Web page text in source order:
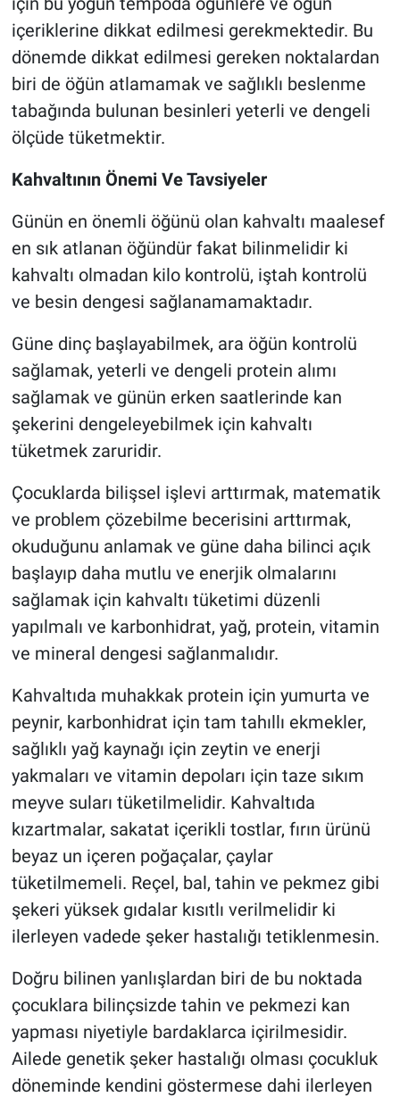
içeriklerine dikkat edilmesi gerekmektedir. Bu
dönemde dikkat edilmesi gereken noktalardan
biri de öğün atlamamak ve sağlıklı beslenme
tabağında bulunan besinleri yeterli ve dengeli
ölçüde tüketmektir.
Kahvaltının Önemi Ve Tavsiyeler
Günün en önemli öğünü olan kahvaltı maalesef
en sık atlanan öğündür fakat bilinmelidir ki
kahvaltı olmadan kilo kontrolü, iştah kontrolü
ve besin dengesi sağlanamamaktadır.
Güne dinç başlayabilmek, ara öğün kontrolü
sağlamak, yeterli ve dengeli protein alımı
sağlamak ve günün erken saatlerinde kan
şekerini dengeleyebilmek için kahvaltı
tüketmek zaruridir.
Çocuklarda bilişsel işlevi arttırmak, matematik
ve problem çözebilme becerisini arttırmak,
okuduğunu anlamak ve güne daha bilinci açık
başlayıp daha mutlu ve enerjik olmalarını
sağlamak için kahvaltı tüketimi düzenli
yapılmalı ve karbonhidrat, yağ, protein, vitamin
ve mineral dengesi sağlanmalıdır.
Kahvaltıda muhakkak protein için yumurta ve
peynir, karbonhidrat için tam tahıllı ekmekler,
sağlıklı yağ kaynağı için zeytin ve enerji
yakmaları ve vitamin depoları için taze sıkım
meyve suları tüketilmelidir. Kahvaltıda
kızartmalar, sakatat içerikli tostlar, fırın ürünü
beyaz un içeren poğaçalar, çaylar
tüketilmemeli. Reçel, bal, tahin ve pekmez gibi
şekeri yüksek gıdalar kısıtlı verilmelidir ki
ilerleyen vadede şeker hastalığı tetiklenmesin.
Doğru bilinen yanlışlardan biri de bu noktada
çocuklara bilinçsizde tahin ve pekmezi kan
yapması niyetiyle bardaklarca içirilmesidir.
Ailede genetik şeker hastalığı olması çocukluk
döneminde kendini göstermese dahi ilerleyen